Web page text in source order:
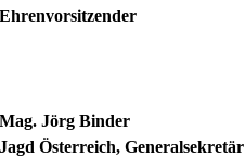
Ehrenvorsitzender
Mag. Jörg Binder
Jagd Österreich, Generalsekretär